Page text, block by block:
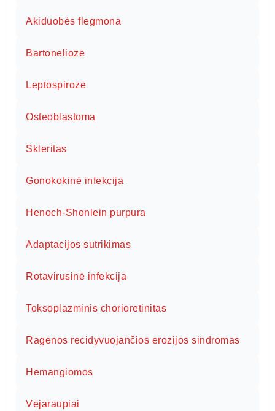
Akiduobės flegmona
Bartoneliozė
Leptospirozė
Osteoblastoma
Skleritas
Gonokokinė infekcija
Henoch-Shonlein purpura
Adaptacijos sutrikimas
Rotavirusinė infekcija
Toksoplazminis chorioretinitas
Ragenos recidyvuojančios erozijos sindromas
Hemangiomos
Vėjaraupiai